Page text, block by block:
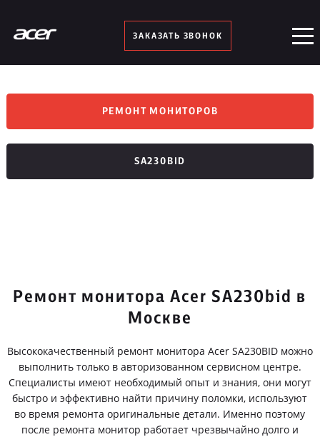
ЗАКАЗАТЬ ЗВОНОК
РЕМОНТ МОНИТОРОВ
SA230BID
Ремонт монитора Acer SA230bid в
Москве
Высококачественный ремонт монитора Acer SA230BID можно
выполнить только в авторизованном сервисном центре.
Специалисты имеют необходимый опыт и знания, они могут
быстро и эффективно найти причину поломки, используют
во время ремонта оригинальные детали. Именно поэтому
после ремонта монитор работает чрезвычайно долго и